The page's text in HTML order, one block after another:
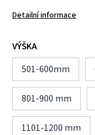
Detailní informace
VÝŠKA
501-600mm
801-900 mm
1101-1200 mm